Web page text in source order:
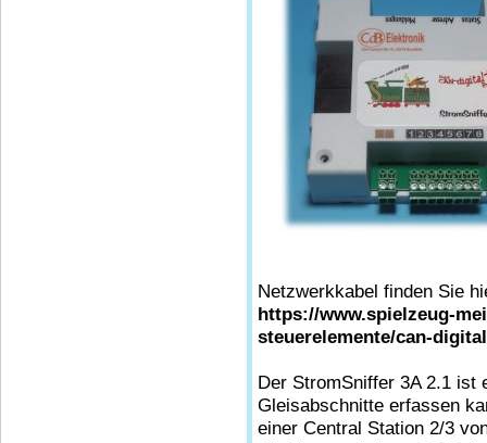
Netzwerkkabel finden Sie
https://www.spielzeug-
steuerelemente/can-
Der StromSniffer 3A 2.1 ist
Gleisabschnitte erfassen
einer Central Station 2/3